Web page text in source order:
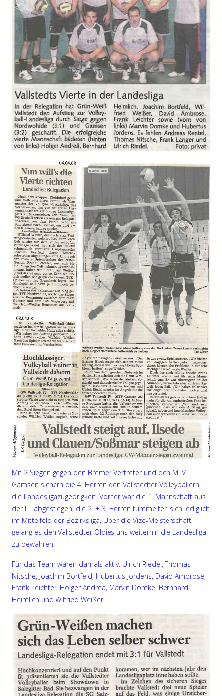
Mit 2 Siegen gegen den Bremer Vertreter und den MTV
Gamsen sichern die 4. Herren den Vallstedter Volleyballern
die Landesligazugeörigkeit. Vorher war die 1. Mannschaft aus
der LL abgestiegen, die 2. + 3. Herren tummelten sich lediglich
im Mittelfeld der Bezirksliga. Über die Vize-Meisterschaft
gelang es den Vallstedter Oldies uns weiterhin die Landesliga
zu bewahren.
Für das Team waren damals aktiv: Ulrich Riedel, Thomas
Nitsche, Joachim Bortfeld, Hubertus Jordens, David Ambrose,
Frank Leichter, Holger Andreä, Marvin Domke, Bernhard
Heimlich und Wilfried Weißer.